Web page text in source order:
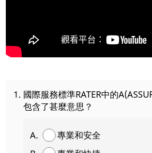
國際服務標準RATER中的
包含了甚麼意思？
專業和安全